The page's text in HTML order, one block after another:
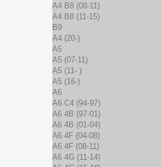
A4 B8 (08-11)
A4 B8 (11-15)
B9
A4 (20-)
A5
A5 (07-11)
A5 (11- )
A5 (16-)
A6
A6 C4 (94-97)
A6 4B (97-01)
A6 4B (01-04)
A6 4F (04-08)
A6 4F (08-11)
A6 4G (11-14)